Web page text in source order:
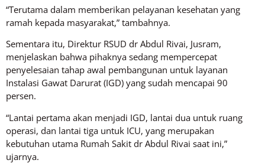
“Terutama dalam memberikan pelayanan kesehatan yang
ramah kepada masyarakat,” tambahnya.
Sementara itu, Direktur RSUD dr Abdul Rivai, Jusram,
menjelaskan bahwa pihaknya sedang mempercepat
penyelesaian tahap awal pembangunan untuk layanan
Instalasi Gawat Darurat (IGD) yang sudah mencapai 90
persen.
“Lantai pertama akan menjadi IGD, lantai dua untuk ruang
operasi, dan lantai tiga untuk ICU, yang merupakan
kebutuhan utama Rumah Sakit dr Abdul Rivai saat ini,”
ujarnya.